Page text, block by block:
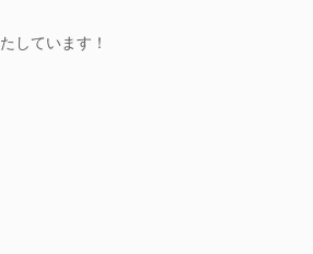
しています！